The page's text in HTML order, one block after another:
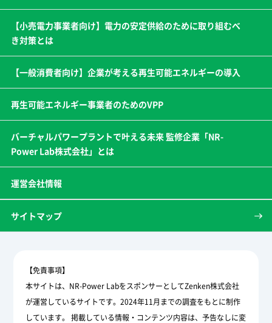
【小売電力事業者向け】電力の安定供給のために取り組むべ
き対策とは
【一般消費者向け】企業が考える再生可能エネルギーの導入
再生可能エネルギー事業者のためのVPP
バーチャルパワープラントで叶える未来 監修企業「NR-
Power Lab株式会社」とは
運営会社情報
サイトマップ
【免責事項】
本サイトは、NR-Power LabをスポンサーとしてZenken株式会社
が運営しているサイトです。2024年11月までの調査をもとに制作
しています。 掲載している情報・コンテンツ内容は、予告なしに変